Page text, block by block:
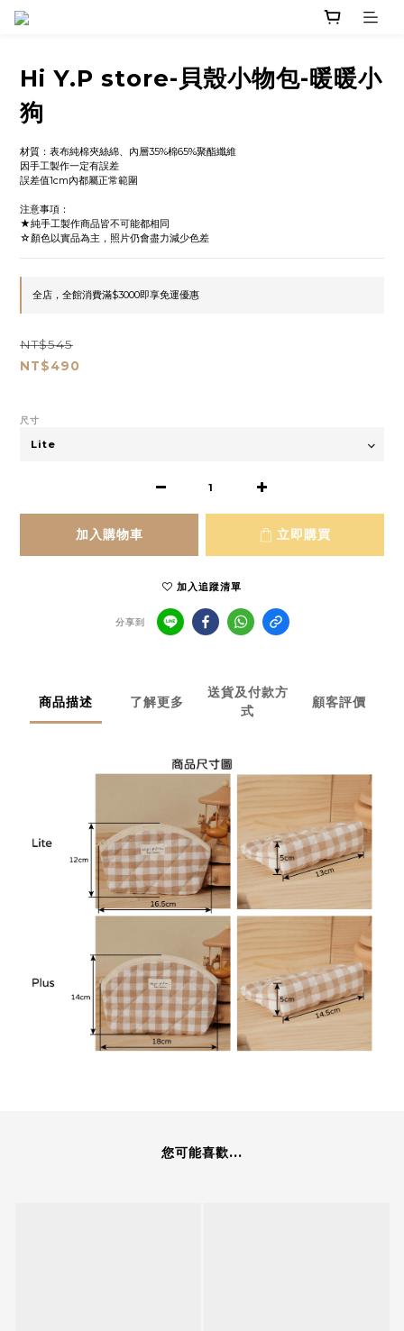
Hi Y.P store-貝殼小物包-暖暖小
狗
材質：表布純棉夾絲綿、內層35%棉65%聚酯纖維
因手工製作一定有誤差
誤差值1cm內都屬正常範圍
注意事項：
★純手工製作商品皆不可能都相同
☆顏色以實品為主，照片仍會盡力減少色差
全店，全館消費滿$3000即享免運優惠
NT$545
NT$490
尺寸
加入購物車 立即購買
加入追蹤清單
分享到
商品描述 了解更多
送貨及付款方
式
顧客評價
您可能喜歡...